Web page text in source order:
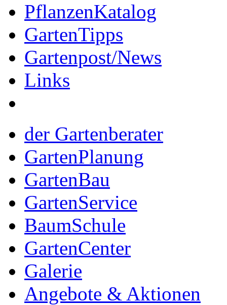
PflanzenKatalog
GartenTipps
Gartenpost/News
Links
der Gartenberater
GartenPlanung
GartenBau
GartenService
BaumSchule
GartenCenter
Galerie
Angebote & Aktionen